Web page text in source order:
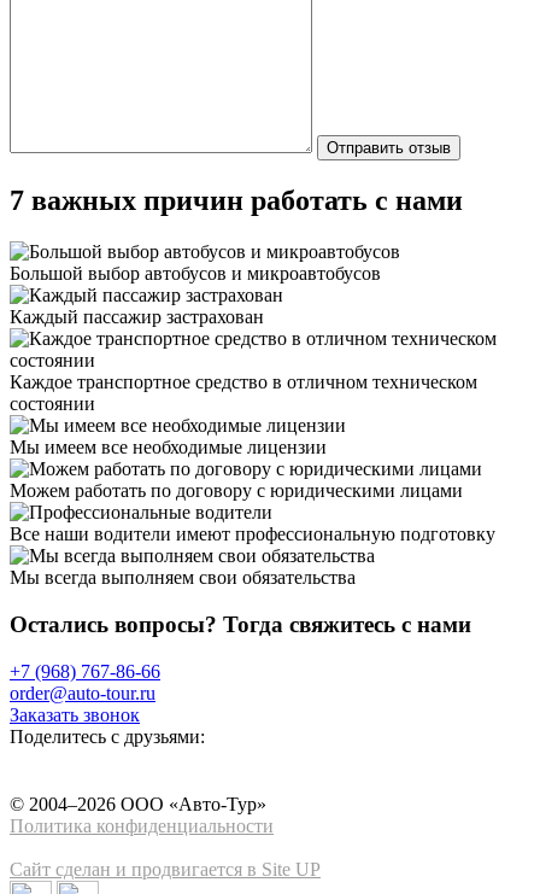
7 важных причин работать с нами
Большой выбор автобусов и микроавтобусов
Каждый пассажир застрахован
Каждое транспортное средство в отличном техническом
состоянии
Мы имеем все необходимые лицензии
Можем работать по договору с юридическими лицами
Все наши водители имеют профессиональную подготовку
Мы всегда выполняем свои обязательства
Остались вопросы? Тогда свяжитесь с нами
+7 (968) 767-86-66
order@auto-tour.ru
Заказать звонок
Поделитесь с друзьями:
© 2004–2026 ООО «Авто-Тур»
Политика конфиденциальности
Сайт сделан и продвигается в Site UP